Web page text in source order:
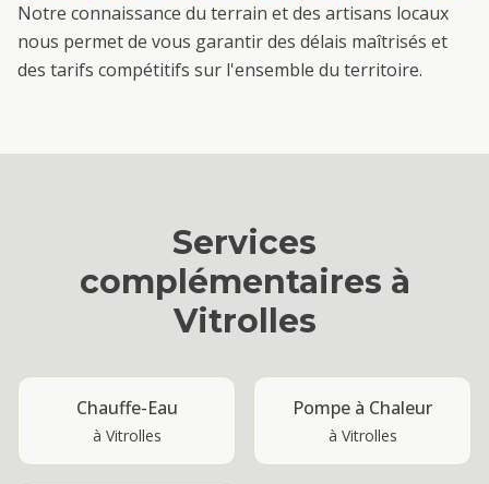
Notre connaissance du terrain et des artisans locaux
nous permet de vous garantir des délais maîtrisés et
des tarifs compétitifs sur l'ensemble du territoire.
Services
complémentaires à
Vitrolles
Chauffe-Eau
à Vitrolles
Pompe à Chaleur
à Vitrolles